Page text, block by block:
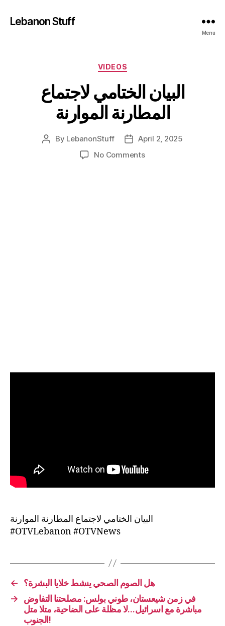
Lebanon Stuff
Menu
Categories
VIDEOS
البيان الختامي لاجتماع
المطارنة الموارنة
Post
By LebanonStuff
PostApril 2, 2025
No Commentson
البيان الختامي لاجتماع المطارنة الموارنة
#OTVLebanon #OTVNews
←
هل الصوم الصحي ينشط خلايا البشرة؟
→
في زمن شيعستان، طوني بولس: مصلحتنا التفاوض
مباشرة مع اسرائيل…لا مظلة على الضاحية، متلا متل
الجنوب!